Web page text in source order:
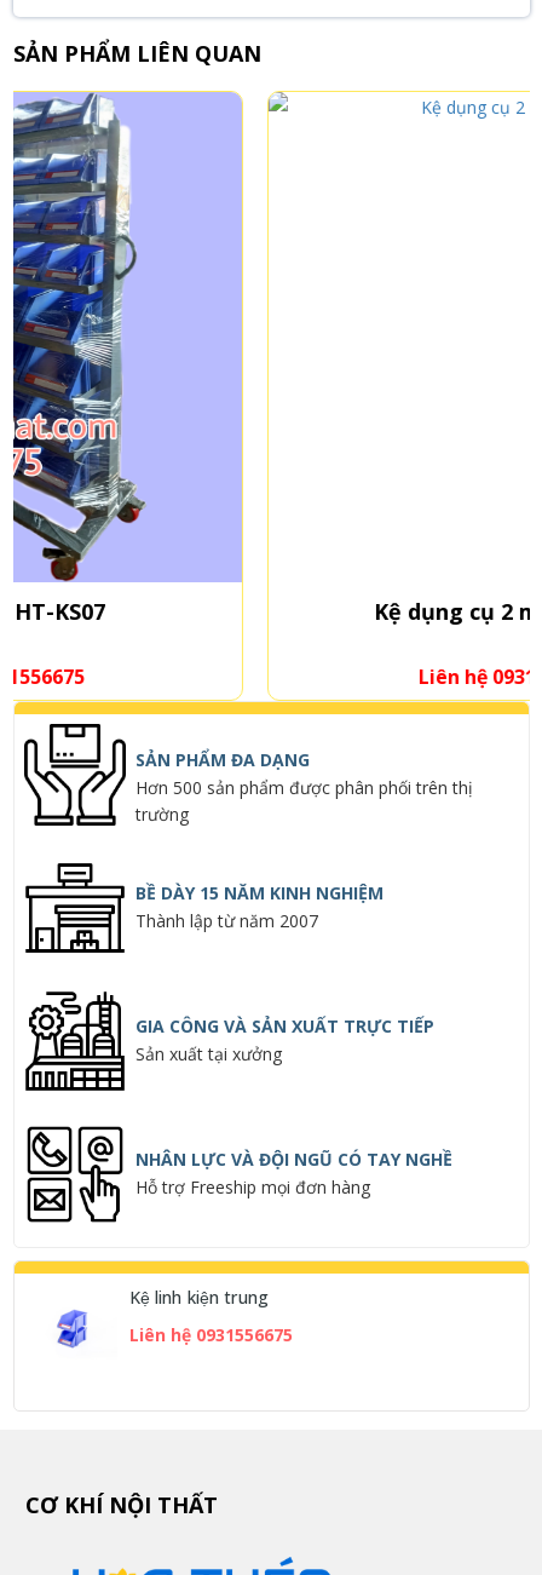
SẢN PHẨM LIÊN QUAN
Kệ dụng cụ 2 mặt 10 tầng
SẢN PHẨM ĐA DẠNG
Hơn 500 sản phẩm được phân phối trên thị
trường
BỀ DÀY 15 NĂM KINH NGHIỆM
Thành lập từ năm 2007
GIA CÔNG VÀ SẢN XUẤT TRỰC TIẾP
Sản xuất tại xưởng
NHÂN LỰC VÀ ĐỘI NGŨ CÓ TAY NGHỀ
Hỗ trợ Freeship mọi đơn hàng
Kệ linh kiện trung
Liên hệ 0931556675
CƠ KHÍ NỘI THẤT